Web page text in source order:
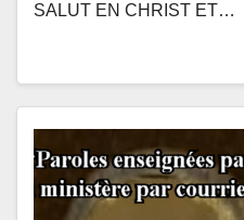
SALUT EN CHRIST ET…